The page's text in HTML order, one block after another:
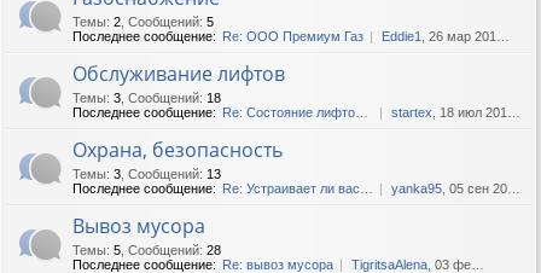
Темы: 2 Сообщений: 5
Последнее сообщение: Re: ООО Премиум Газ Eddie1 , 26 мар 2016, 18:04
Обслуживание лифтов
Темы: 3 Сообщений: 18
Последнее сообщение: Re: Состояние лифтов в наши... startex , 18 июл 2019, 10:34
Охрана, безопасность
Темы: 3 Сообщений: 13
Последнее сообщение: Re: Устраивает ли вас охран... yanka95 , 05 сен 2017, 10:14
Вывоз мусора
Темы: 5 Сообщений: 28
Последнее сообщение: Re: вывоз мусора TigritsaAlena , 03 фев 2020, 13:55